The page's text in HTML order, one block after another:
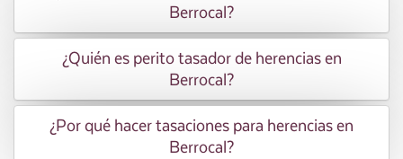
Berrocal?
¿Quién es perito tasador de herencias en
Berrocal?
¿Por qué hacer tasaciones para herencias en
Berrocal?